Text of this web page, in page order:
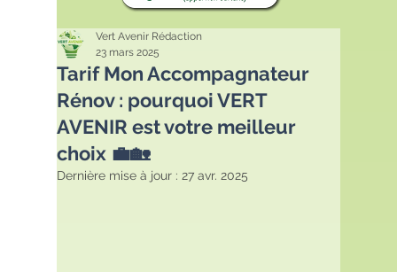
Tarif Mon Accompagnateur
Rénov : pourquoi VERT
AVENIR est votre meilleur
choix 💼🏡
Vert Avenir Rédaction
23 mars 2025
Dernière mise à jour : 27 avr. 2025